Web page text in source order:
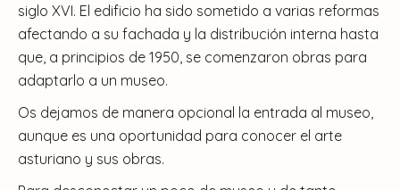
siglo XVI. El edificio ha sido sometido a varias reformas
afectando a su fachada y la distribución interna hasta
que, a principios de 1950, se comenzaron obras para
adaptarlo a un museo.
Os dejamos de manera opcional la entrada al museo,
aunque es una oportunidad para conocer el arte
asturiano y sus obras.